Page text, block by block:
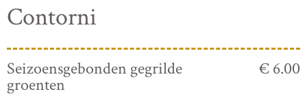
Contorni
Seizoensgebonden gegrilde
groenten
€ 6.00